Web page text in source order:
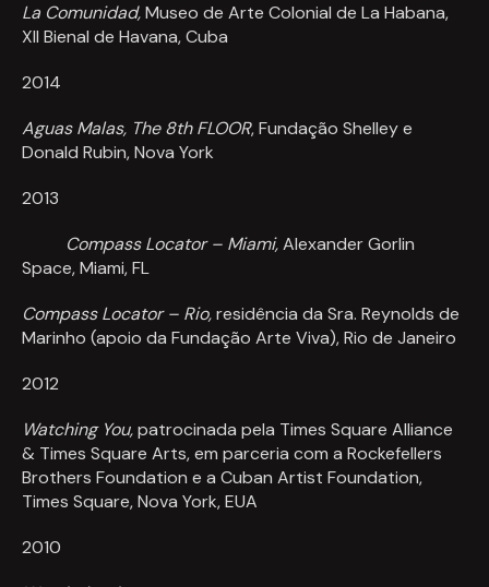
La Comunidad,Museo de Arte Colonial de La Habana,
XII Bienal de Havana, Cuba
2014
Aguas Malas, The 8thFLOOR, Fundação Shelley e
Donald Rubin, Nova York
2013
Compass Locator – Miami,Alexander Gorlin
Space, Miami, FL
Compass Locator – Rio,residência da Sra. Reynolds de
Marinho (apoio da Fundação Arte Viva), Rio de Janeiro
2012
Watching You,patrocinada pela Times Square Alliance
& Times Square Arts, em parceria com a Rockefellers
Brothers Foundation e a Cuban Artist Foundation,
Times Square, Nova York, EUA
2010